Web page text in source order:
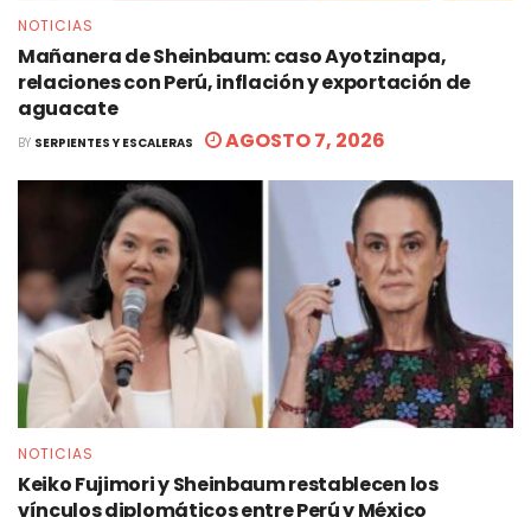
NOTICIAS
Mañanera de Sheinbaum: caso Ayotzinapa,
relaciones con Perú, inflación y exportación de
aguacate
BY SERPIENTES Y ESCALERAS AGOSTO 7, 2026
NOTICIAS
Keiko Fujimori y Sheinbaum restablecen los
vínculos diplomáticos entre Perú y México